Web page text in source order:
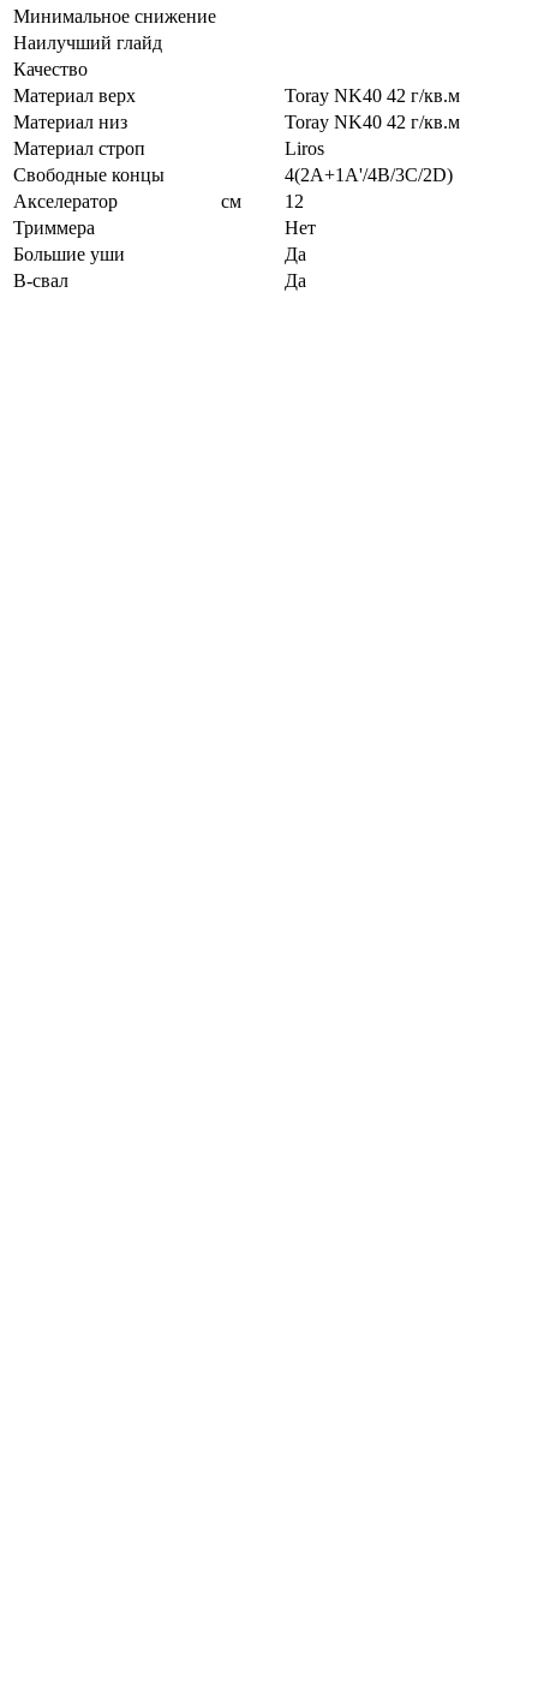
Минимальное снижение
Наилучший глайд
Качество
Материал верх
Toray NK40 42 г/кв.м
Материал низ
Toray NK40 42 г/кв.м
Материал строп
Liros
Свободные концы
4(2A+1A'/4B/3C/2D)
Акселератор
см
12
Триммера
Нет
Большие уши
Да
B-свал
Да